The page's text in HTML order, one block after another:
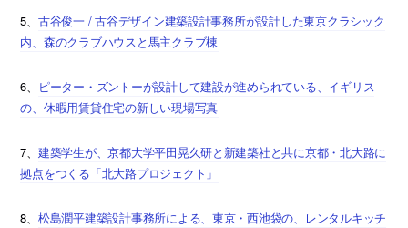
5、 古谷俊一 / 古谷デザイン建築設計事務所が設計した東京クラシック
内、森のクラブハウスと馬主クラブ棟
6、
ピーター・ズントーが設計して建設が進められている、イギリス
の、休暇用賃貸住宅の新しい現場写真
7、 建築学生が、京都大学平田晃久研と新建築社と共に京都・北大路に
拠点をつくる「北大路プロジェクト」
8、 松島潤平建築設計事務所による、東京・西池袋の、レンタルキッチ